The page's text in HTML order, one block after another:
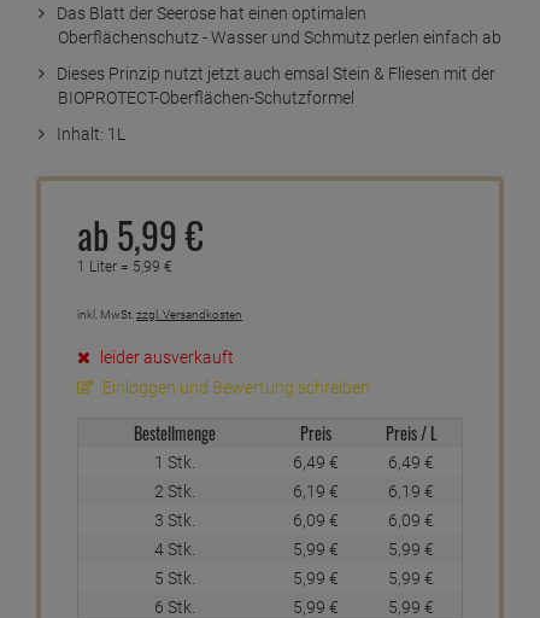
Das Blatt der Seerose hat einen optimalen
Oberflächenschutz - Wasser und Schmutz perlen einfach ab
Dieses Prinzip nutzt jetzt auch emsal Stein & Fliesen mit der
BIOPROTECT-Oberflächen-Schutzformel
Inhalt: 1L
ab 5,99€
1 Liter = 5,99 €
inkl. MwSt.zzgl. Versandkosten
leider ausverkauft
Einloggen und Bewertung schreiben
Bestellmenge Preis Preis / L
1 Stk. 6, 49 € 6, 49 €
2 Stk.
6, 19 € 6, 19 €
3 Stk.
6, 09 € 6, 09 €
4 Stk.
5, 99 € 5, 99 €
5 Stk.
5, 99 € 5, 99 €
6 Stk.
5, 99 € 5, 99 €